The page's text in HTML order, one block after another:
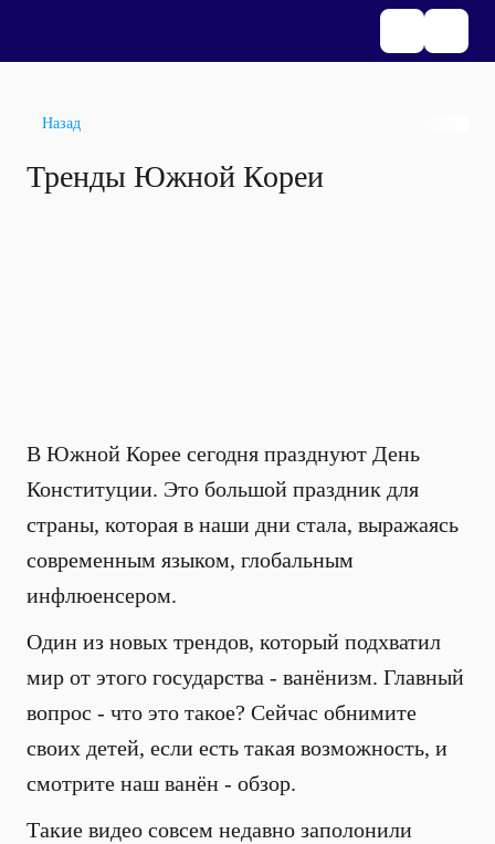
Назад
Тренды Южной Кореи
В Южной Корее сегодня празднуют День
Конституции. Это большой праздник для
страны, которая в наши дни стала, выражаясь
современным языком, глобальным
инфлюенсером.
Один из новых трендов, который подхватил
мир от этого государства - ванёнизм. Главный
вопрос - что это такое? Сейчас обнимите
своих детей, если есть такая возможность, и
смотрите наш ванён - обзор.
Такие видео совсем недавно заполонили